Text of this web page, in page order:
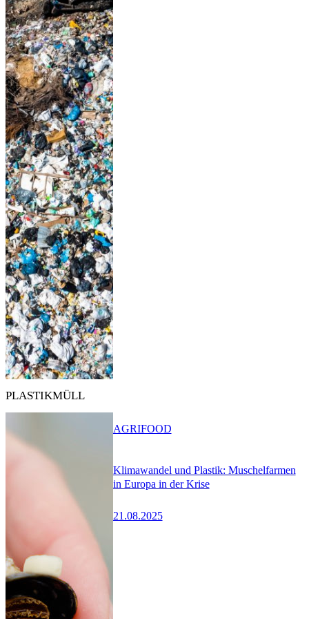
PLASTIKMÜLL
Klimawandel und Plastik: Muschelfarmen
in Europa in der Krise
21.08.2025
AGRIFOOD